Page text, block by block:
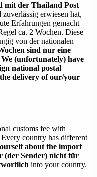
mit der Thailand Post
erwiesen hat,
Erfahrungen gemacht
ca. 2 Wochen. Diese
von der nationalen
sind nur eine
We (unfortunately) have
national postal
delivery of our/your
customs fee with
country has different
about the import
(der Sender) nicht für
into your country.